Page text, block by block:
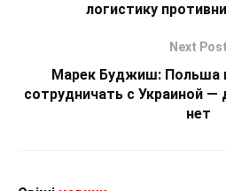
логистику
Next Post
Марек Буджиш: Польша
сотрудничать с Украиной —
нет